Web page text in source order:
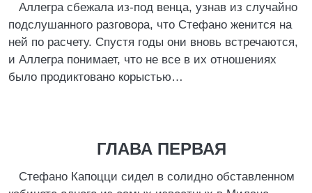
Аллегра сбежала из-под венца, узнав из случайно
подслушанного разговора, что Стефано женится на
ней по расчету. Спустя годы они вновь встречаются,
и Аллегра понимает, что не все в их отношениях
было продиктовано корыстью…
ГЛАВА ПЕРВАЯ
Стефано Капоцци сидел в солидно обставленном